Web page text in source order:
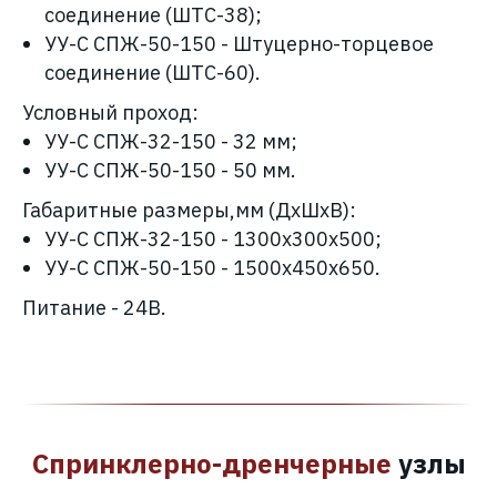
соединение (ШТС-38);
УУ-С СПЖ-50-150 - Штуцерно-торцевое
соединение (ШТС-60).
Условный проход:
УУ-С СПЖ-32-150 - 32 мм;
УУ-С СПЖ-50-150 - 50 мм.
Габаритные размеры,мм (ДхШхВ):
УУ-С СПЖ-32-150 - 1300х300х500;
УУ-С СПЖ-50-150 - 1500х450х650.
Питание - 24В.
Спринклерно-дренчерные узлы